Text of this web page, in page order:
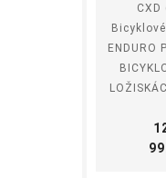
CXD
ENDURO